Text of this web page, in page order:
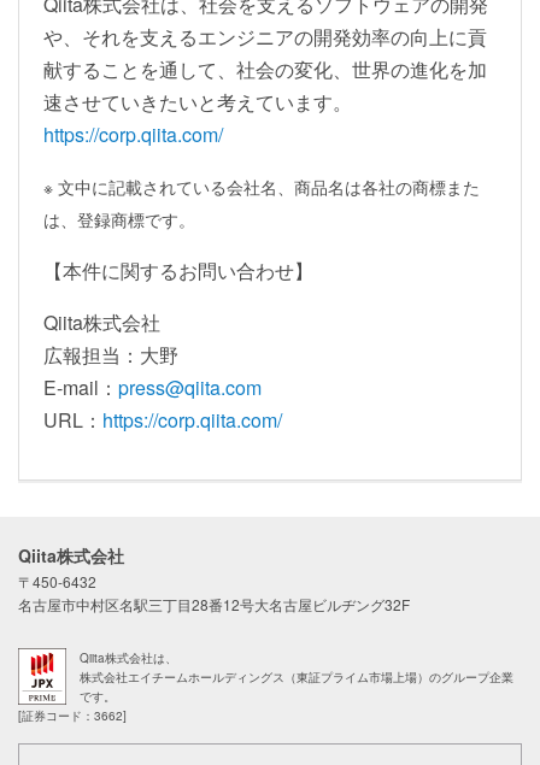
や、それを支えるエンジニアの開発効率の向上に貢
献することを通して、社会の変化、世界の進化を加
速させていきたいと考えています。
https://corp.qiita.com/
※ 文中に記載されている会社名、商品名は各社の商標また
は、登録商標です。
【本件に関するお問い合わせ】
Qiita株式会社
広報担当：大野
E-mail： press@qiita.com
URL： https://corp.qiita.com/
Qiita株式会社
〒450-6432
名古屋市中村区名駅三丁目28番12号大名古屋ビルヂング32F
Qiita株式会社は、
株式会社エイチームホールディングス（東証プライム市場上場）のグループ企業
です。
[証券コード：3662]